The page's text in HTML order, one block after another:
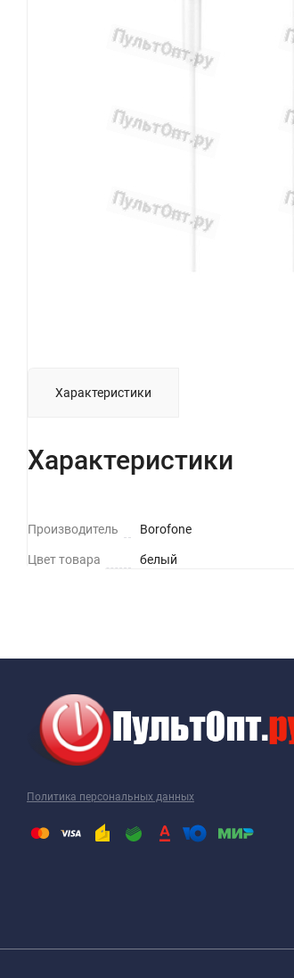
Характеристики
Характеристики
Производитель Borofone
Цвет товара белый
Политика персональных данных